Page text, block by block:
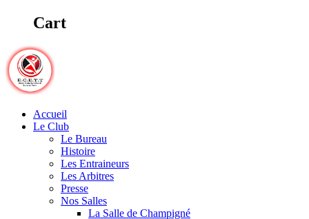
Cart
Accueil
Le Club
Le Bureau
Histoire
Les Entraineurs
Les Arbitres
Presse
Nos Salles
La Salle de Champigné